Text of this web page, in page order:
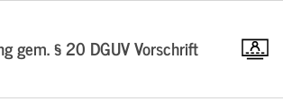
gem. § 20 DGUV Vorschrift